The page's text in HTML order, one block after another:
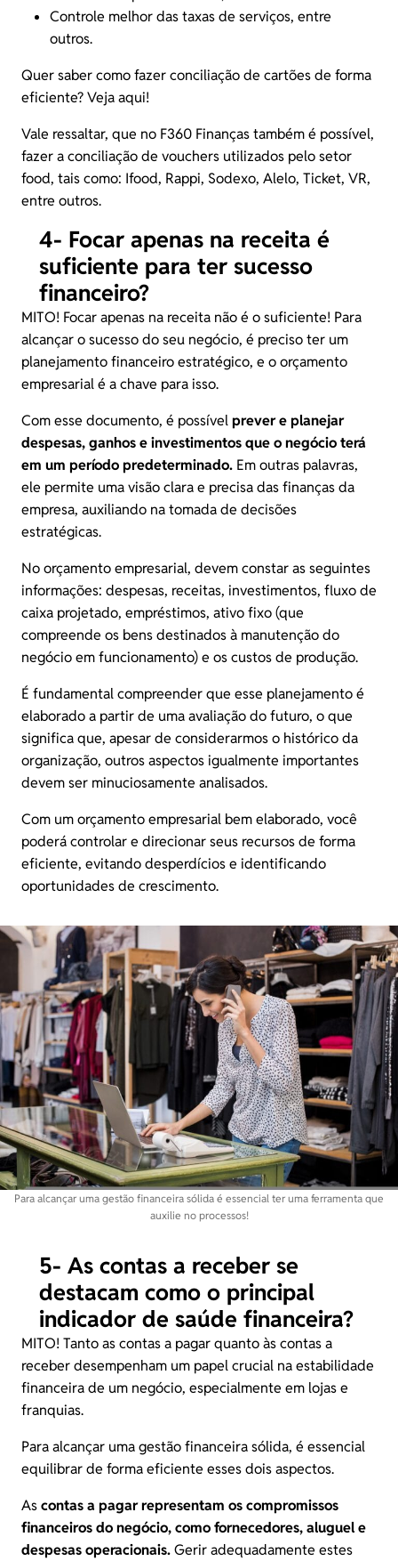
Controle melhor das taxas de serviços, entre
outros.
Quer saber como fazer conciliação de cartões de forma
eficiente?Veja aqui!
Vale ressaltar, que no F360 Finanças também é possível,
fazer a conciliação de vouchers utilizados pelo setor
food, tais como: Ifood, Rappi, Sodexo, Alelo, Ticket, VR,
entre outros.
4- Focar apenas na receita é
suficiente para ter sucesso
financeiro?
MITO! Focar apenas na receita não é o suficiente! Para
alcançar o sucesso do seu negócio, é preciso ter um
planejamento financeiro estratégico, e o orçamento
empresarial é a chave para isso.
Com esse documento, é possívelprever e planejar
despesas, ganhos e investimentos que o negócio terá
em um período predeterminado. Em outras palavras,
ele permite uma visão clara e precisa das finanças da
empresa, auxiliando na tomada de decisões
estratégicas.
No orçamento empresarial, devem constar as seguintes
informações: despesas, receitas, investimentos, fluxo de
caixa projetado, empréstimos, ativo fixo (que
compreende os bens destinados à manutenção do
negócio em funcionamento) e os custos de produção.
É fundamental compreender que esse planejamento é
elaborado a partir de uma avaliação do futuro, o que
significa que, apesar de considerarmos o histórico da
organização, outros aspectos igualmente importantes
devem ser minuciosamente analisados.
Com umorçamento empresarial bem elaborado, você
poderá controlar e direcionar seus recursos de forma
eficiente, evitando desperdícios e identificando
oportunidades de crescimento.
Para alcançar uma gestão financeira sólida é essencial ter uma ferramenta que
auxilie no processos!
5- As contas a receber se
destacam como o principal
indicador de saúde financeira?
MITO! Tanto as contas a pagar quanto às contas a
receber desempenham um papel crucial na estabilidade
financeira de um negócio, especialmente em lojas e
franquias.
Para alcançar uma gestão financeira sólida, é essencial
equilibrar de forma eficiente esses dois aspectos.
Ascontas a pagar representam os compromissos
financeiros do negócio, como fornecedores, aluguel e
despesas operacionais.Gerir adequadamente estes